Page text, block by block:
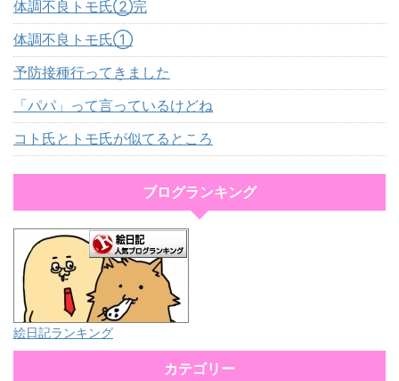
体調不良トモ氏②完
体調不良トモ氏①
予防接種行ってきました
「パパ」って言っているけどね
コト氏とトモ氏が似てるところ
ブログランキング
絵日記ランキング
カテゴリー